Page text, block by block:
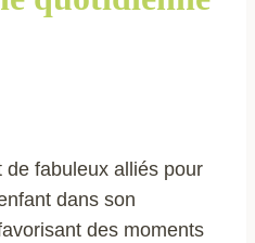
de fabuleux alliés pour
dans son
des moments